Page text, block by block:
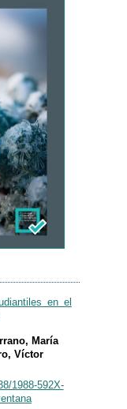
en el
María
Víctor
1988-592X-